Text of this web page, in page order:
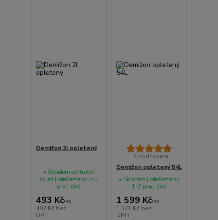
Demižon 2l opletený
493 Kč/ks
407 Kč bez
DPH
• Skladem centrální
sklad | odešleme do 2-3
prac. dnů
4 hodnocení
Demižon opletený 54L
1 599 Kč/ks
1 321 Kč bez
DPH
• Skladem | odešleme do
1-2 prac. dnů